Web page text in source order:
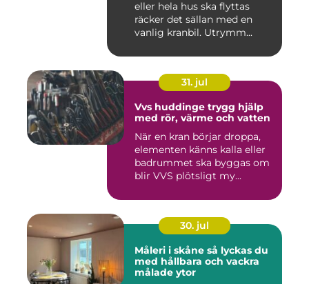
eller hela hus ska flyttas
räcker det sällan med en
vanlig kranbil. Utrymm...
31. jul
Vvs huddinge trygg hjälp
med rör, värme och vatten
När en kran börjar droppa,
elementen känns kalla eller
badrummet ska byggas om
blir VVS plötsligt my...
30. jul
Måleri i skåne så lyckas du
med hållbara och vackra
målade ytor